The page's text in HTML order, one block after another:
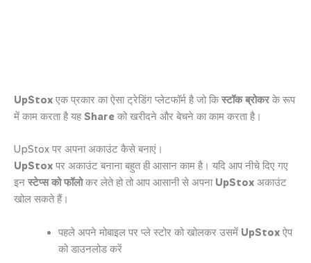
UpStox एक प्रकार का ऐसा ट्रेडिंग प्लेटफॉर्म है जो किस्टॉक ब्रोकरके रूप
में काम करता है यह Share को खरीदने और बेचने का काम करता है।
UpStox पर अपना अकाउंट कैसे बनाएं।
UpStox पर अकाउंट बनाना बहुत ही आसान काम है। यदि आप नीचे दिए गए
इन स्टेप्स को फॉलोकर लेते हो तो आप आसानी से अपना UpStox अकाउंट
खोल सकते हैं।
पहले अपने मोबाइल पर प्ले स्टोर को खोलकर उसमें UpStox ऐप
को डाउनलोड करें